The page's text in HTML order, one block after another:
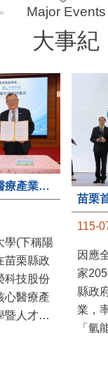
大事紀
縣長見證「核心醫療產業推動園區」產學合作簽約儀式
(下稱陽
苗栗縣政
科技股份
心醫療產
暨人才培
115-
因應
家
縣政
業，
「氫